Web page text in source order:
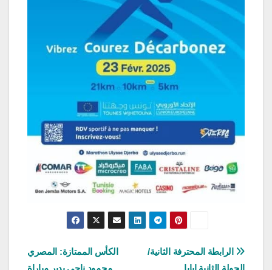
تصفّح
الكأس الممتازة: المصري
محمود ناجي يدير مباراة
الرابطة المحترفة الثانية/
الجولة الثانية إيابا